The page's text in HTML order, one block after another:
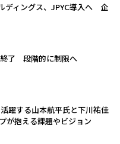
ディングス、JPYC導入へ 企
了 段階的に制限へ
躍する山本航平氏と下川祐佳
が抱える課題やビジョン